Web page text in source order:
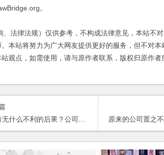
。
律法规）仅供参考，不构成法律意见，本站不对
本站将努力为广大网友提供更好的服务，但不对
观点，如需使用，请与原作者联系，版权归原作者
？公司注销，其债权债务如何处理？
原来的公司置之不理了，不